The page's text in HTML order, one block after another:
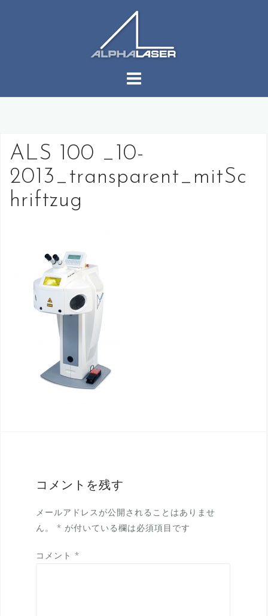
ス
ALS 100 _10-
2013_transparent_mitSc
hriftzug
コメントを残す
メールアドレスが公開されることはありませ
ん。
* が付いている欄は必須項目です
コメント *